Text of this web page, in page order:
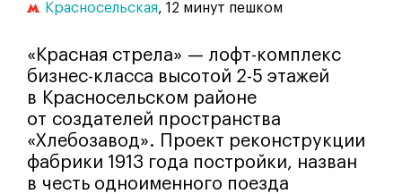
Красносельская, 12 минут пешком
«Красная стрела» — лофт-комплекс
бизнес-класса высотой 2-5 этажей
в Красносельском районе
от создателей пространства
«Хлебозавод». Проект реконструкции
фабрики 1913 года постройки, назван
в честь одноименного поезда